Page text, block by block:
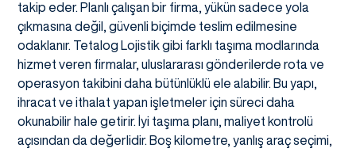
takip eder. Planlı çalışan bir firma, yükün sadece yola
çıkmasına değil, güvenli biçimde teslim edilmesine
odaklanır. Tetalog Lojistik gibi farklı taşıma modlarında
hizmet veren firmalar, uluslararası gönderilerde rota ve
operasyon takibini daha bütünlüklü ele alabilir. Bu yapı,
ihracat ve ithalat yapan işletmeler için süreci daha
okunabilir hale getirir. İyi taşıma planı, maliyet kontrolü
açısından da değerlidir. Boş kilometre, yanlış araç seçimi,